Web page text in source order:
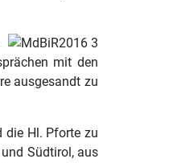
mit den
ausgesandt zu
die Hl. Pforte zu
Südtirol, aus